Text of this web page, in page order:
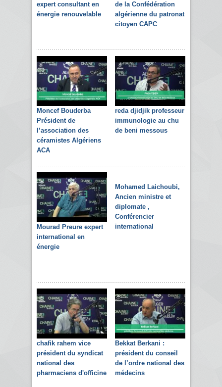
expert consultant en
énergie renouvelable
de la Confédération
algérienne du patronat
citoyen CAPC
Moncef Bouderba
Président de
l’association des
céramistes Algériens
ACA
reda djidjik professeur
immunologie au chu
de beni messous
Mourad Preure expert
international en
énergie
Mohamed Laichoubi,
Ancien ministre et
diplomate ,
Conférencier
international
chafik rahem vice
président du syndicat
national des
pharmaciens d'officine
Bekkat Berkani :
président du conseil
de l’ordre national des
médecins